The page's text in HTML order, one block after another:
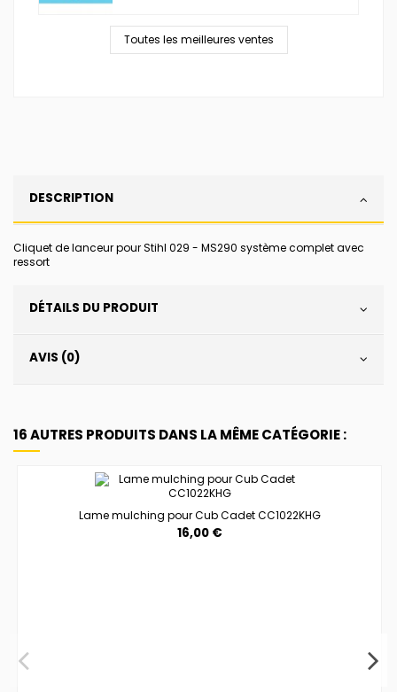
Toutes les meilleures ventes
DESCRIPTION
Cliquet de lanceur pour Stihl 029 - MS290 système complet avec
ressort
DÉTAILS DU PRODUIT
AVIS (0)
16 AUTRES PRODUITS DANS LA MÊME CATÉGORIE :
Lame mulching pour Cub Cadet CC1022KHG
16,00 €